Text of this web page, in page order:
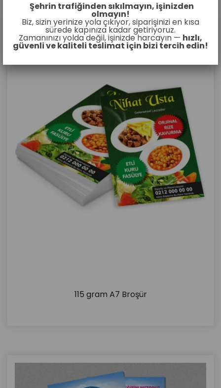
Şehrin trafiğinden sıkılmayın, işinizden
olmayın!
Biz, sizin yerinize yola çıkıyor, siparişinizi en kısa
sürede kapınıza kadar getiriyoruz.
Zamanınızı yolda değil, işinizde harcayın — hızlı,
güvenli ve kaliteli teslimat için bizi tercih edin!
115 gram A7 Broşür